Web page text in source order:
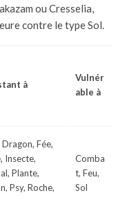
ou Cresselia,
contre le type Sol.
à
Vulnér
able à
Dragon, Fée,
Insecte,
Plante,
Psy, Roche,
Comba
t, Feu,
Sol